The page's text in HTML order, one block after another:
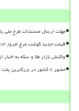
مهلت ارسال مستندات طرح ملی یاوران پیشرفت۲
قیمت جدید گوشت مرغ امروز ۱۳ مرداد ۱۴۰۵
واکنش بازار طلا و سکه به
حضور ۷ کشور در بزرگترین پلت فرم تبادلات تجاری حوزه ساخت وساز